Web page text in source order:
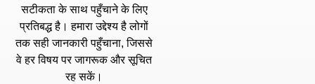
सटीकता के साथ पहुँचाने के लिए
प्रतिबद्ध है। हमारा उद्देश्य है लोगों
तक सही जानकारी पहुँचाना, जिससे
वे हर विषय पर जागरूक और सूचित
रह सकें।